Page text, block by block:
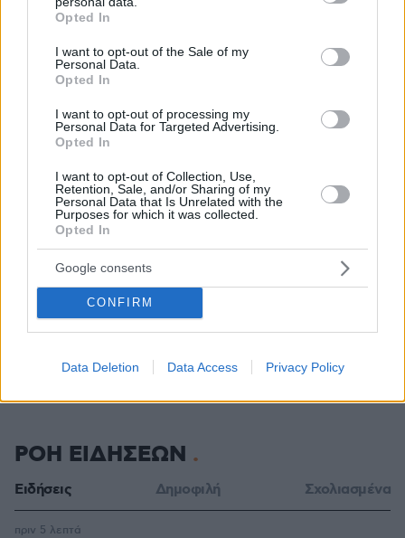
grant or deny consent to Google and its third-party tags to
use your data for below specified purposes in below Google
consent section.
Opted In
I want to opt-out of the Sale of my
Personal Data.
Opted In
I want to opt-out of processing my
Personal Data for Targeted Advertising.
Opted In
I want to opt-out of Collection, Use,
Retention, Sale, and/or Sharing of my
Personal Data that Is Unrelated with the
Purposes for which it was collected.
Opted In
Google consents
CONFIRM
Data Deletion Data Access Privacy Policy
Κάτι αλλάζει στον χάρτη της πανεπιστημιακής εκπαίδευσης
στην Ελλάδα
03.08.2026, 11:06
Εθνική Τράπεζα: Η κορυφαία επιλογή για τη χρηματοδότηση
μεγάλων έργων
30.07.2026, 15:25
Διασκεδάζουμε υπεύθυνα, επιστρέφουμε με ασφάλεια
ΡΟΗ ΕΙΔΗΣΕΩΝ
Ειδήσεις Δημοφιλή Σχολιασμένα
πριν 5 λεπτά